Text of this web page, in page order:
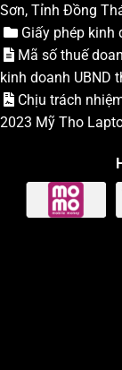
Sơn, Tỉnh Đồng
Giấy phép
Mã số thuế
kinh doanh UBND
Chịu trách
2023 Mỹ Tho